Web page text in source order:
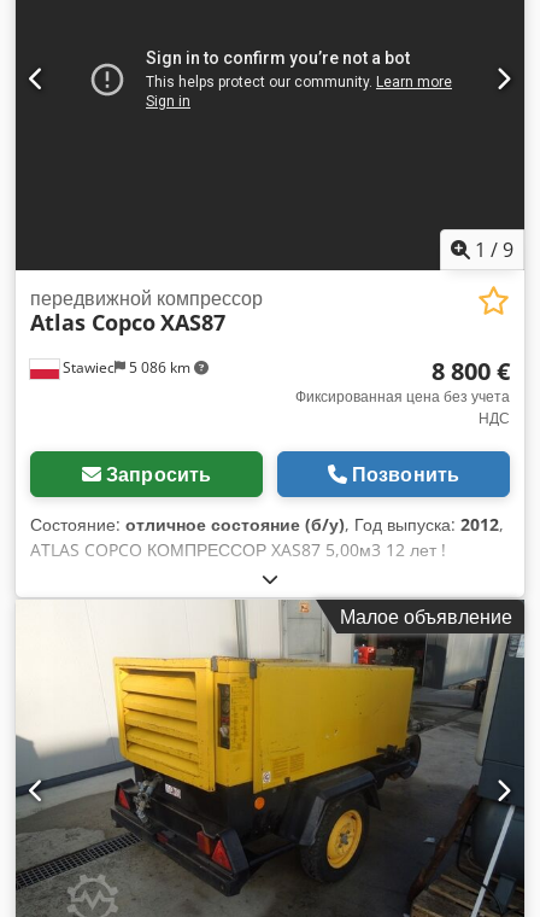
1 /9
Stawiec 5 086 km
передвижной компрессор
Atlas CopcoXAS87
8 800 €
Фиксированная цена без учета
НДС
Запросить Позвонить
Состояние: отличное состояние (б/у), Год выпуска: 2012,
ATLAS COPCO КОМПРЕССОР XAS87 5,00м3 12 лет !
Дизельный компрессор ATLAS COPCO XAS87 машина после
сервисного обслуживания Технические данные:
производительность 5,00 м3/мин; Djdpfxotyk Tao Ag Ujck
рабочее давление 7 Бар; год производства 2012; двигатель;
KUBOTA пробег 1397ч!!! компрессор полностью исправен,
готов к работе, даем гарантию чистая цена: 37800 zł цена
брутто: 46494 zł Ниже приведена ссылка на видео,
демонстрирующее работу машины
Малое объявление